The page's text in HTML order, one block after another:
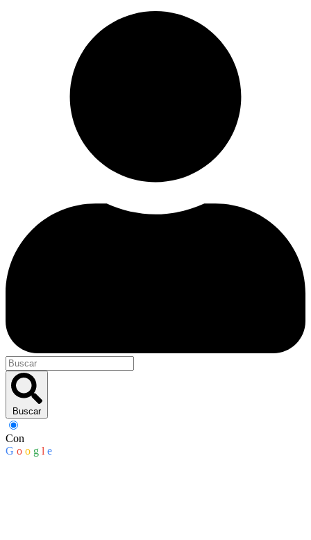
Buscar
Con
G o o g l e